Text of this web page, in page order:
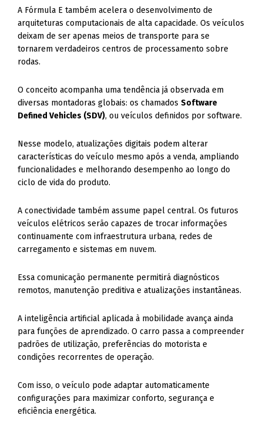
A Fórmula E também acelera o desenvolvimento de
arquiteturas computacionais de alta capacidade. Os veículos
deixam de ser apenas meios de transporte para se
tornarem verdadeiros centros de processamento sobre
rodas.
O conceito acompanha uma tendência já observada em
diversas montadoras globais: os chamadosSoftware
Defined Vehicles (SDV), ou veículos definidos por software.
Nesse modelo, atualizações digitais podem alterar
características do veículo mesmo após a venda, ampliando
funcionalidades e melhorando desempenho ao longo do
ciclo de vida do produto.
A conectividade também assume papel central. Os futuros
veículos elétricos serão capazes de trocar informações
continuamente com infraestrutura urbana, redes de
carregamento e sistemas em nuvem.
Essa comunicação permanente permitirá diagnósticos
remotos, manutenção preditiva e atualizações instantâneas.
A inteligência artificial aplicada à mobilidade avança ainda
para funções de aprendizado. O carro passa a compreender
padrões de utilização, preferências do motorista e
condições recorrentes de operação.
Com isso, o veículo pode adaptar automaticamente
configurações para maximizar conforto, segurança e
eficiência energética.